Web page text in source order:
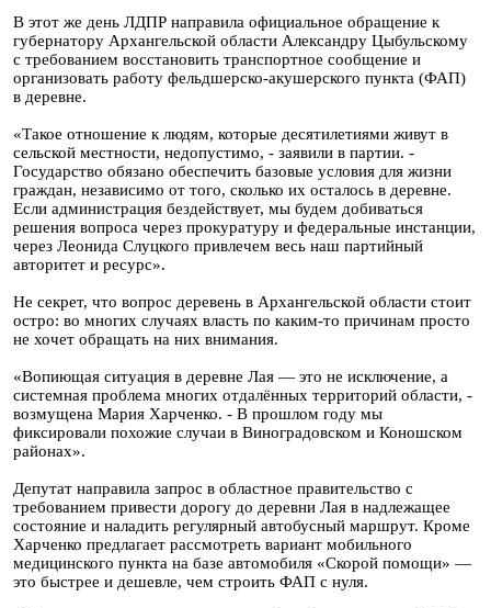
В этот же день ЛДПР направила официальное обращение к
губернатору Архангельской области Александру Цыбульскому
с требованием восстановить транспортное сообщение и
организовать работу фельдшерско-акушерского пункта (ФАП)
в деревне.
«Такое отношение к людям, которые десятилетиями живут в
сельской местности, недопустимо, - заявили в партии. -
Государство обязано обеспечить базовые условия для жизни
граждан, независимо от того, сколько их осталось в деревне.
Если администрация бездействует, мы будем добиваться
решения вопроса через прокуратуру и федеральные инстанции,
через Леонида Слуцкого привлечем весь наш партийный
авторитет и ресурс».
Не секрет, что вопрос деревень в Архангельской области стоит
остро: во многих случаях власть по каким-то причинам просто
не хочет обращать на них внимания.
«Вопиющая ситуация в деревне Лая — это не исключение, а
системная проблема многих отдалённых территорий области, -
возмущена Мария Харченко. - В прошлом году мы
фиксировали похожие случаи в Виноградовском и Коношском
районах».
Депутат направила запрос в областное правительство с
требованием привести дорогу до деревни Лая в надлежащее
состояние и наладить регулярный автобусный маршрут. Кроме
Харченко предлагает рассмотреть вариант мобильного
медицинского пункта на базе автомобиля «Скорой помощи» —
это быстрее и дешевле, чем строить ФАП с нуля.